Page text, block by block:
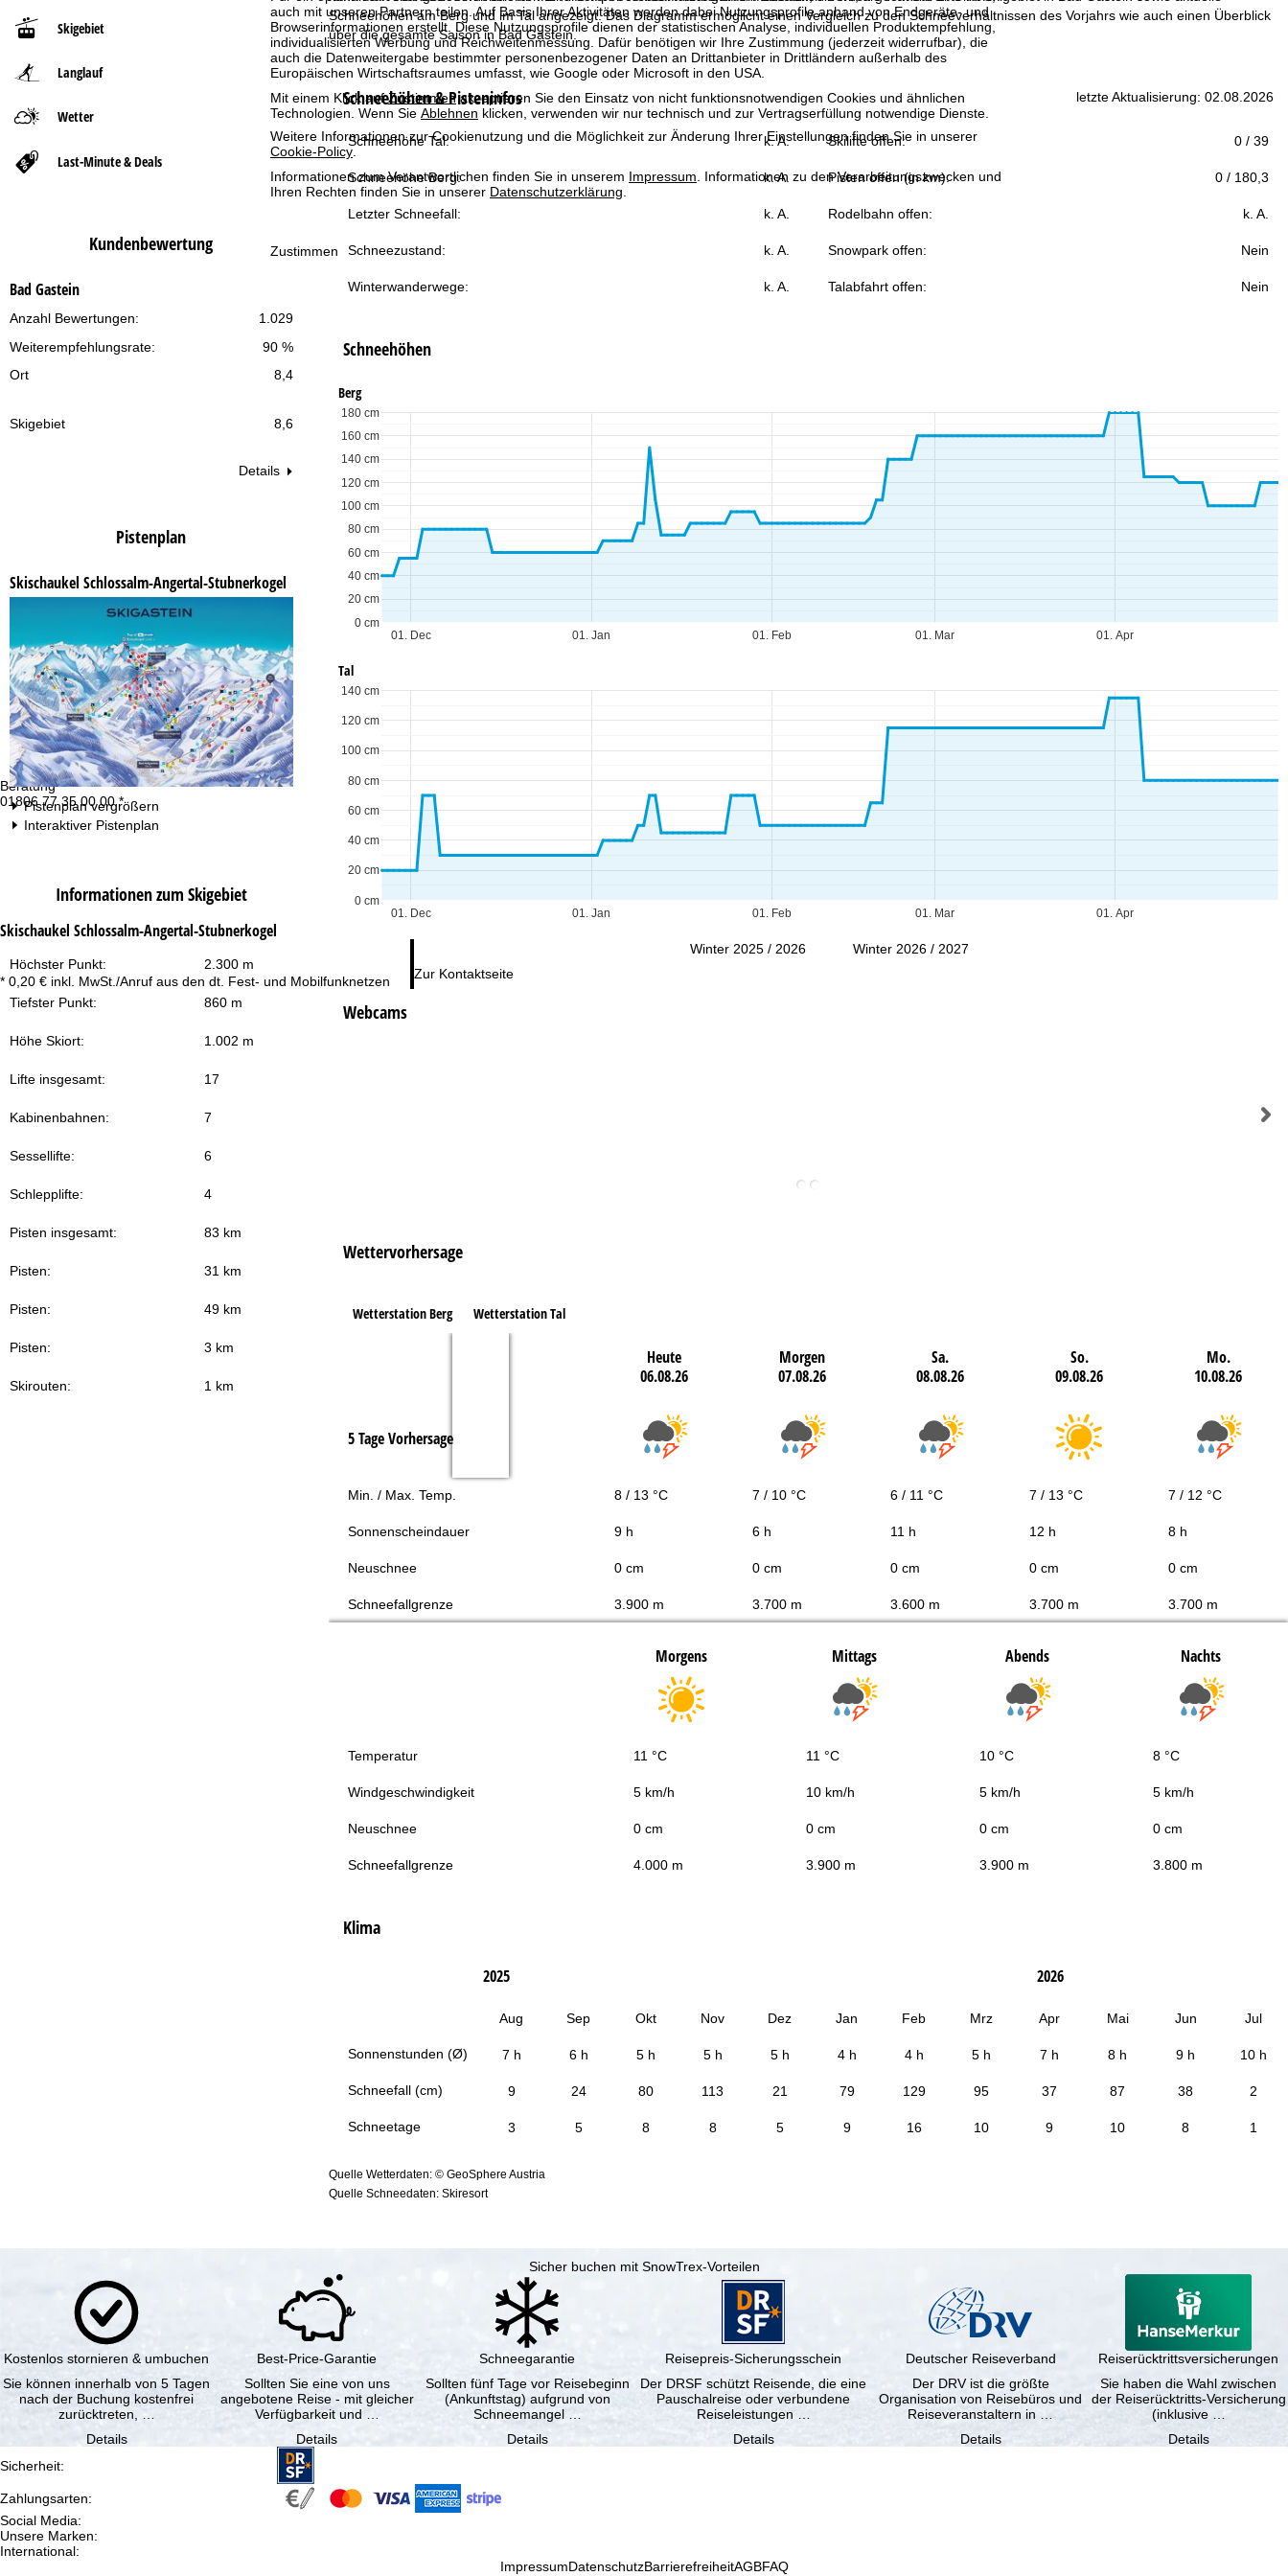
auch mit unseren Partnern teilen. Auf Basis Ihrer Aktivitäten werden dabei Nutzungsprofile anhand von Endgeräte- und
Browserinformationen erstellt. Diese Nutzungsprofile dienen der statistischen Analyse, individuellen Produktempfehlung,
individualisierten Werbung und Reichweitenmessung. Dafür benötigen wir Ihre Zustimmung (jederzeit widerrufbar), die
auch die Datenweitergabe bestimmter personenbezogener Daten an Drittanbieter in Drittländern außerhalb des
Europäischen Wirtschaftsraumes umfasst, wie Google oder Microsoft in den USA.
Mit einem Klick aufZustimmenakzeptieren Sie den Einsatz von nicht funktionsnotwendigen Cookies und ähnlichen
Technologien. Wenn Sie Ablehnen klicken, verwenden wir nur technisch und zur Vertragserfüllung notwendige Dienste.
Weitere Informationen zur Cookienutzung und die Möglichkeit zur Änderung Ihrer Einstellungen finden Sie in unserer
Cookie-Policy
Informationen zum Verantwortlichen finden Sie in unserem Impressum . Informationen zu den Verarbeitungszwecken und
Ihren Rechten finden Sie in unserer Datenschutzerklärung
Zustimmen
Beratung
01806 77 35 00 00 *
* 0,20 € inkl. MwSt./Anruf aus den dt. Fest- und Mobilfunknetzen
Öffnungszeiten
Mo-Do:
09:00-17:00 Uhr
Fr:
09:00-15:00 Uhr
Sa-So:
geschlossen
Zur Kontaktseite
Beratung
Skigebiet
Langlauf
Wetter
Last-Minute & Deals
Kundenbewertung
Bad Gastein
1.029
Anzahl Bewertungen:
90 %
Weiterempfehlungsrate:
Ort
8,4
Skigebiet 8,6
Details
Pistenplan
Skischaukel Schlossalm-Angertal-Stubnerkogel
Pistenplan vergrößern
Interaktiver Pistenplan
Informationen zum Skigebiet
Skischaukel Schlossalm-Angertal-Stubnerkogel
Höchster Punkt: 2.300 m
Tiefster Punkt: 860 m
Höhe Skiort: 1.002 m
Lifte insgesamt: 17
Kabinenbahnen: 7
Sessellifte: 6
Schlepplifte: 4
Pisten insgesamt: 83 km
Pisten: 31 km
Pisten: 49 km
Pisten: 3 km
Skirouten: 1 km
t
s
e
i
t
Schneehöhen am Berg und im Tal angezeigt. Das Diagramm ermöglicht einen Vergleich zu den Schneeverhältnissen des Vorjahrs wie auch einen Überblick
über die gesamte Saison in Bad Gastein.
Schneehöhen & Pisteninfos letzte Aktualisierung: 02.08.2026
Schneehöhe Tal: k. A. Skilifte offen: 0 / 39
Schneehöhe Berg: k. A. Pisten offen (in km): 0 / 180,3
Letzter Schneefall: k. A. Rodelbahn offen: k. A.
Schneezustand: k. A. Snowpark offen: Nein
Winterwanderwege: k. A. Talabfahrt offen: Nein
Schneehöhen
Berg
01. Dec 01. Jan 01. Feb 01. Mar 01. Apr
0 cm
20 cm
40 cm
60 cm
80 cm
100 cm
120 cm
140 cm
160 cm
180 cm
Tal
01. Dec 01. Jan 01. Feb 01. Mar 01. Apr
0 cm
20 cm
40 cm
60 cm
80 cm
100 cm
120 cm
140 cm
Winter 2025 / 2026 Winter 2026 / 2027
Webcams
Wettervorhersage
Wetterstation Berg Wetterstation Tal
Heute
06.08.26
Morgen
07.08.26
Sa.
08.08.26
So.
09.08.26
Mo.
10.08.26
5 Tage Vorhersage
Min. / Max. Temp. 8 / 13 °C 7 / 10 °C 6 / 11 °C 7 / 13 °C 7 / 12 °C
Sonnenscheindauer 9 h 6 h 11 h 12 h 8 h
Neuschnee 0 cm 0 cm 0 cm 0 cm 0 cm
Schneefallgrenze 3.900 m 3.700 m 3.600 m 3.700 m 3.700 m
Morgens Mittags Abends Nachts
Temperatur 11 °C 11 °C 10 °C 8 °C
Windgeschwindigkeit 5 km/h 10 km/h 5 km/h 5 km/h
Neuschnee 0 cm 0 cm 0 cm 0 cm
Schneefallgrenze 4.000 m 3.900 m 3.900 m 3.800 m
Klima
Sonnenstunden (Ø)
Schneefall (cm)
Schneetage
2025 2026
Aug Sep Okt Nov Dez Jan Feb Mrz Apr Mai Jun Jul
7 h 6 h 5 h 5 h 5 h 4 h 4 h 5 h 7 h 8 h 9 h 10 h
9 24 80 113 21 79 129 95 37 87 38 2
3 5 8 8 5 9 16 10 9 10 8 1
Quelle Wetterdaten: © GeoSphere Austria
Quelle Schneedaten: Skiresort
Sicher buchen mit SnowTrex-Vorteilen
Kostenlos stornieren & umbuchen
Sie können innerhalb von 5 Tagen
nach der Buchung kostenfrei
zurücktreten, …
Details
Best-Price-Garantie
Sollten Sie eine von uns
angebotene Reise - mit gleicher
Verfügbarkeit und …
Details
Schneegarantie
Sollten fünf Tage vor Reisebeginn
(Ankunftstag) aufgrund von
Schneemangel …
Details
Reisepreis-Sicherungsschein
Der DRSF schützt Reisende, die eine
Pauschalreise oder verbundene
Reiseleistungen …
Details
Deutscher Reiseverband
Der DRV ist die größte
Organisation von Reisebüros und
Reiseveranstaltern in …
Details
Reiserücktrittsversicherungen
Sie haben die Wahl zwischen
der Reiserücktritts-Versicherung
(inklusive …
Details
Sicherheit:
Zahlungsarten:
Social Media:
Unsere Marken:
International:
ImpressumDatenschutzBarrierefreiheitAGBFAQ